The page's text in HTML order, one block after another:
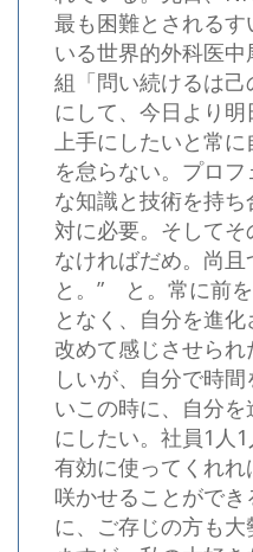
最も困難とされる
いる世界的外科医
組「問い続けるは
にして、今日より
上手にしたいと常
を怠らない。プロ
な知識と技術を持
対に必要。そして
なければだめ。尚
と。” と。常に前
となく、自分を進
改めて感じさせら
しいが、自分で時
いこの時に、自分
にしたい。社員1人
有効に使ってくれ
咲かせることがで
に、ご存じの方も